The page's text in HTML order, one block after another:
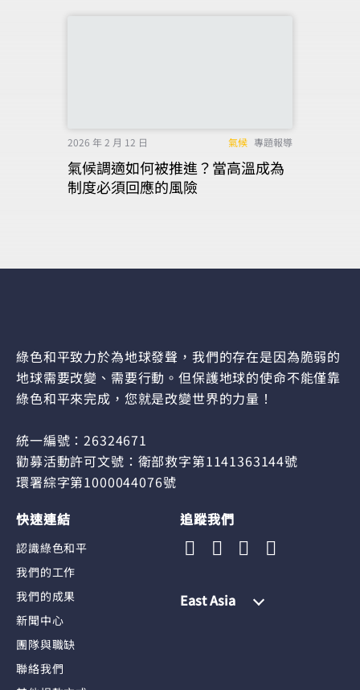
2026 年 2 月 12 日 氣候 專題報導
氣候調適如何被推進？當高溫成為
制度必須回應的風險
綠色和平致力於為地球發聲，我們的存在是因為脆弱的
地球需要改變、需要行動。但保護地球的使命不能僅靠
綠色和平來完成，您就是改變世界的力量！
統一編號：26324671
勸募活動許可文號：衛部救字第1141363144號
環署綜字第1000044076號
快速連結
認識綠色和平
我們的工作
我們的成果
新聞中心
團隊與職缺
聯絡我們
追蹤我們
East Asia